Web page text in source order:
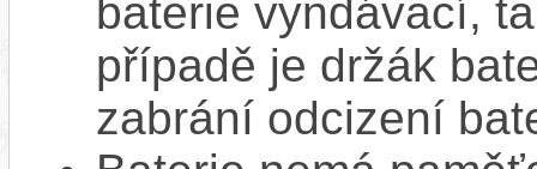
baterie vyndávací,
případě je držák
zabrání odcizení